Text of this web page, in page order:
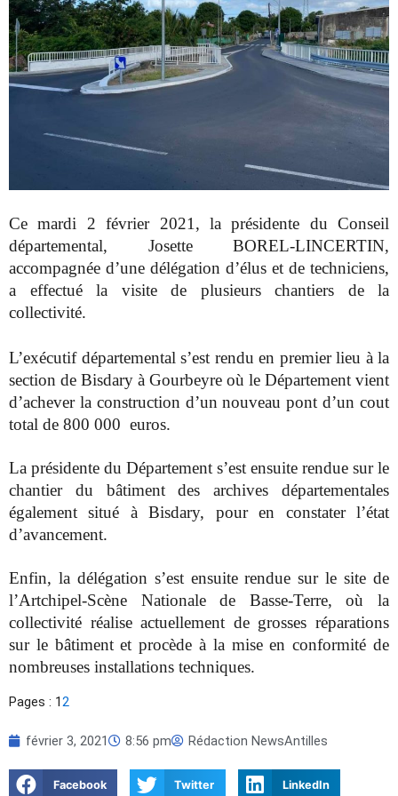
Ce mardi 2 février 2021, la présidente du Conseil
départemental, Josette BOREL-LINCERTIN,
accompagnée d’une délégation d’élus et de techniciens,
a effectué la visite de plusieurs chantiers de la
collectivité.
L’exécutif départemental s’est rendu en premier lieu à la
section de Bisdary à Gourbeyre où le Département vient
d’achever la construction d’un nouveau pont d’un cout
total de 800 000 euros.
La présidente du Département s’est ensuite rendue sur le
chantier du bâtiment des archives départementales
également situé à Bisdary, pour en constater l’état
d’avancement.
Enfin, la délégation s’est ensuite rendue sur le site de
l’Artchipel-Scène Nationale de Basse-Terre,où
la
collectivité réalise actuellement de grosses réparations
sur le bâtiment et procède à la mise en conformité de
nombreuses installations techniques.
Pages : 12
février 3, 2021 8:56 pm Rédaction NewsAntilles
Facebook Twitter LinkedIn